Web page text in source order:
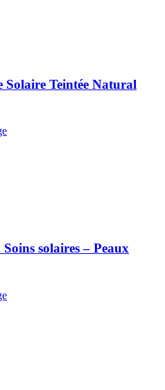
Teintée Natural
solaires – Peaux